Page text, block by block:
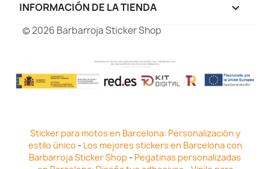
INFORMACIÓN DE LA TIENDA keyboard_arrow_down
© 2026 Barbarroja Sticker Shop
Sticker para motos en Barcelona: Personalización y
estilo único - Los mejores stickers en Barcelona con
Barbarroja Sticker Shop- Pegatinas personalizadas